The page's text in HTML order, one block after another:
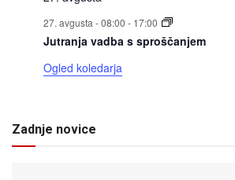
27. avgusta - 08:00 - 17:00
Jutranja vadba s sproščanjem
Ogled koledarja
Zadnje novice